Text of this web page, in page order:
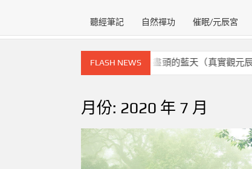
聽經筆記 自然禪功 催眠/元辰宮
FLASH NEWS
元辰宮的奇幻之旅~雪路盡頭的藍天（真實觀元辰案例）
月份: 2020 年 7 月